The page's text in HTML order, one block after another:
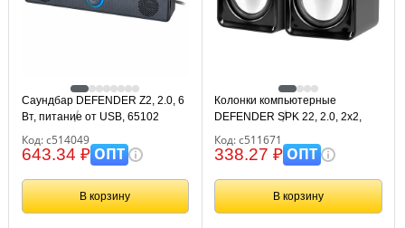
Саундбар DEFENDER Z2, 2.0, 6
Вт, питание от USB, 65102
Код: с514049
643.34 ₽ОПТ
В корзину
Колонки компьютерные
DEFENDER SPK 22, 2.0, 2х2,
Код: с511671
338.27 ₽ОПТ
В корзину